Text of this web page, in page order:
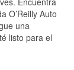
O’Reilly Auto
una
listo para el